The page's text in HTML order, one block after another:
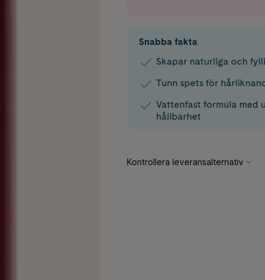
Snabba fakta
Skapar naturliga och
Tunn spets för
Vattenfast formula med
hållbarhet